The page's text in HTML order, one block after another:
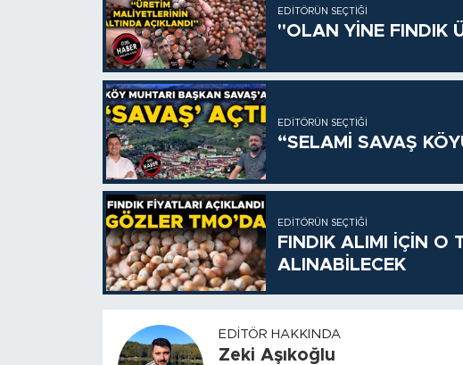
EDITÖRÜN SEÇTIĞI
"OLAN YİNE FINDIK
EDITÖRÜN SEÇTIĞI
“SELAMİ SAVAŞ
EDITÖRÜN SEÇTIĞI
FINDIK ALIMI İÇİN O
ALINABİLECEK
EDITÖR HAKKINDA
Zeki Aşıkoğlu